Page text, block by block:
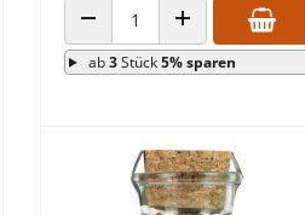
ANZAHL VERRINGERNANZAHL ERHÖHEN
ab3Stück5% sparen